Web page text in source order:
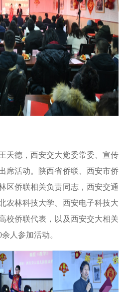
天德，西安交大党委常委、宣传
席活动。陕西省侨联、西安市侨
区侨联相关负责同志，西安交通
农林科技大学、西安电子科技大
校侨联代表，以及西安交大相关
人参加活动。